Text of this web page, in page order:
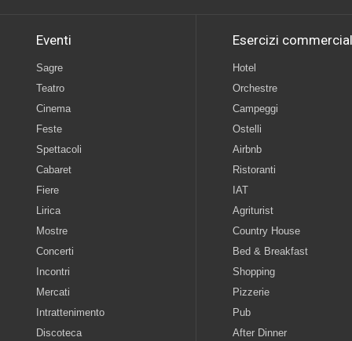
Eventi
Sagre
Teatro
Cinema
Feste
Spettacoli
Cabaret
Fiere
Lirica
Mostre
Concerti
Incontri
Mercati
Intrattenimento
Discoteca
Esercizi
Hotel
Orchestre
Campeggi
Ostelli
Airbnb
Ristoranti
IAT
Agriturist
Country House
Bed & Breakfast
Shopping
Pizzerie
Pub
After Dinner